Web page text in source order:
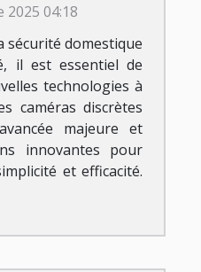
2025 04:18
sécurité domestique
il est essentiel de
technologies à
caméras discrètes
majeure et
innovantes pour
et efficacité.